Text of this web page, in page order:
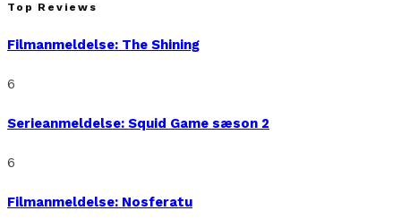
Top Reviews
Filmanmeldelse: The Shining
6
Serieanmeldelse: Squid Game sæson 2
6
Filmanmeldelse: Nosferatu